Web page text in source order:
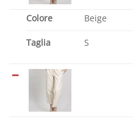
Colore Beige
Taglia S